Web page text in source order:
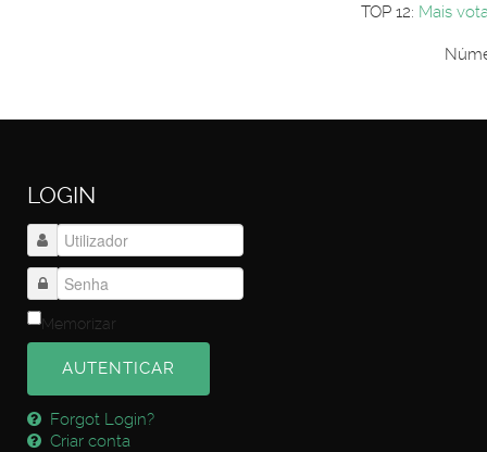
TOP 12: Mais
LOGIN
Memorizar
AUTENTICAR
Forgot Login?
Criar conta